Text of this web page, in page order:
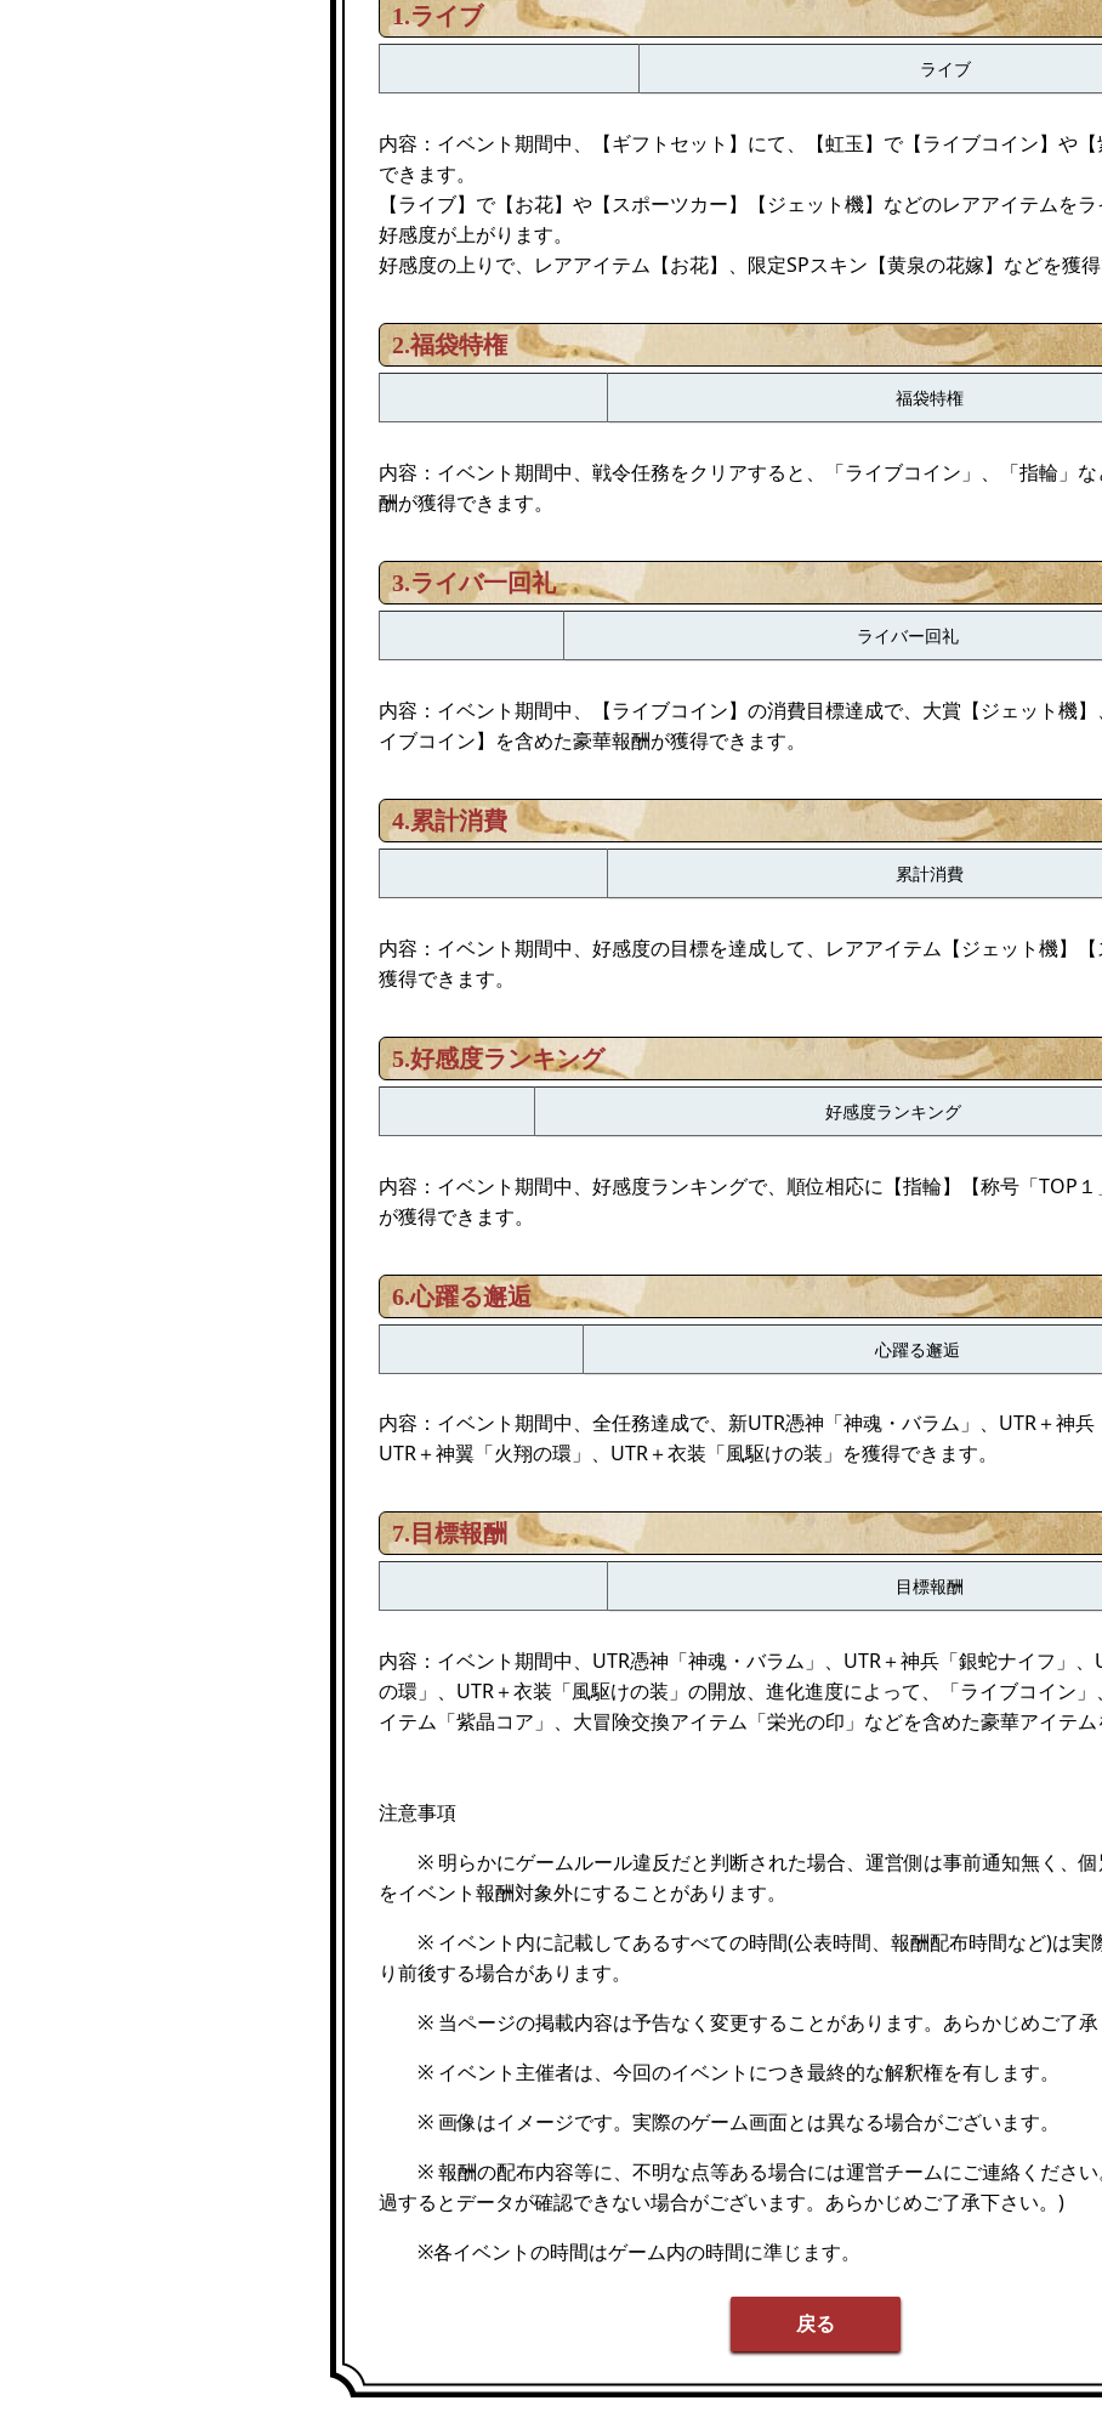
1.ライブ
ライブ
内容：イベント期間中、【ギフトセット】にて、【虹玉】で【ライブコイン】や
できます。
【ライブ】で【お花】や【スポーツカー】【ジェット機】などのレアアイテムをラ
好感度が上がります。
好感度の上りで、レアアイテム【お花】、限定SPスキン【黄泉の花嫁】などを獲得
2.福袋特権
福袋特権
内容：イベント期間中、戦令任務をクリアすると、「ライブコイン」、「指輪」
酬が獲得できます。
3.ライバ一回礼
ライバー回礼
内容：イベント期間中、【ライブコイン】の消費目標達成で、大賞【ジェット機
イブコイン】を含めた豪華報酬が獲得できます。
4.累計消費
累計消費
内容：イベント期間中、好感度の目標を達成して、レアアイテム【ジェット機】
獲得できます。
5.好感度ランキング
好感度ランキング
内容：イベント期間中、好感度ランキングで、順位相応に【指輪】【称号「TOP
が獲得できます。
6.心躍る邂逅
心躍る邂逅
内容：イベント期間中、全任務達成で、新UTR憑神「神魂・バラム」、UTR＋神兵
UTR＋神翼「火翔の環」、UTR＋衣装「風駆けの装」を獲得できます。
7.目標報酬
目標報酬
内容：イベント期間中、UTR憑神「神魂・バラム」、UTR＋神兵「銀蛇ナイフ」、
の環」、UTR＋衣装「風駆けの装」の開放、進化進度によって、「ライブコイン
イテム「紫晶コア」、大冒険交換アイテム「栄光の印」などを含めた豪華アイテム
注意事項
※ 明らかにゲームルール違反だと判断された場合、運営側は事前通知無く、個
をイベント報酬対象外にすることがあります。
※ イベント内に記載してあるすべての時間(公表時間、報酬配布時間など)は実
り前後する場合があります。
※ 当ページの掲載内容は予告なく変更することがあります。あらかじめご了承
※ イベント主催者は、今回のイベントにつき最終的な解釈権を有します。
※ 画像はイメージです。実際のゲーム画面とは異なる場合がございます。
※ 報酬の配布内容等に、不明な点等ある場合には運営チームにご連絡くださ
過するとデータが確認できない場合がございます。あらかじめご了承下さい。)
※各イベントの時間はゲーム内の時間に準じます。
戻る